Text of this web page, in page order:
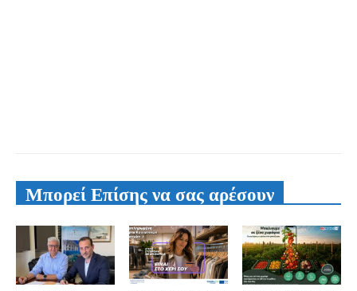
Μπορεί Επίσης να σας αρέσουν